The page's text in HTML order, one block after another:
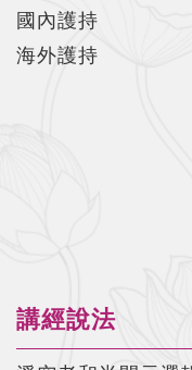
國內護持
海外護持
講經說法